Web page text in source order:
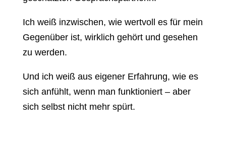
Ich weiß inzwischen, wie wertvoll es für mein
Gegenüber ist, wirklich gehört und gesehen
zu werden.
Und ich weiß aus eigener Erfahrung, wie es
sich anfühlt, wenn man funktioniert – aber
sich selbst nicht mehr spürt.